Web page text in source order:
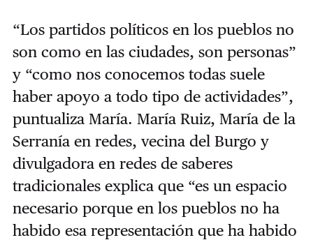
“Los partidos políticos en los pueblos no
son como en las ciudades, son personas”
y “como nos conocemos todas suele
haber apoyo a todo tipo de actividades”,
puntualiza María. María Ruiz, María de la
Serranía en redes, vecina del Burgo y
divulgadora en redes de saberes
tradicionales explica que “es un espacio
necesario porque en los pueblos no ha
habido esa representación que ha habido